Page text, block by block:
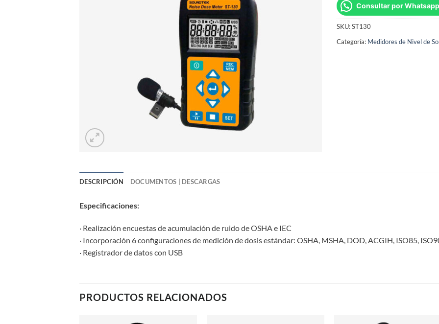
Consultar por Whatsapp
SKU:ST130
Categoría: Medidores de Nivel de
DESCRIPCIÓN DOCUMENTOS | DESCARGAS
Especificaciones:
· Realización encuestas de acumulación de ruido de OSHA e IEC
· Incorporación 6 configuraciones de medición de dosis estándar: OSHA, MSHA, DOD, ACGIH, ISO85,
· Registrador de datos con USB
PRODUCTOS RELACIONADOS